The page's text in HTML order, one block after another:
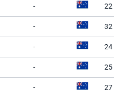
- 22
- 32
- 24
- 25
- 27